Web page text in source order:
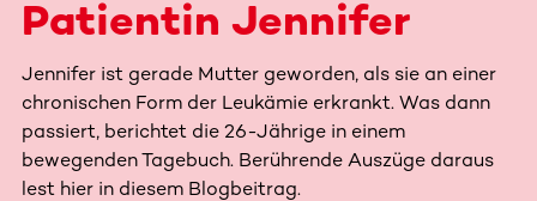
Patientin Jennifer
Jennifer ist gerade Mutter geworden, als sie an einer
chronischen Form der Leukämie erkrankt. Was dann
passiert, berichtet die 26-Jährige in einem
bewegenden Tagebuch. Berührende Auszüge daraus
lest hier in diesem Blogbeitrag.